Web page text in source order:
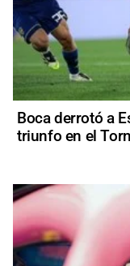
Boca derrotó a
triunfo en el